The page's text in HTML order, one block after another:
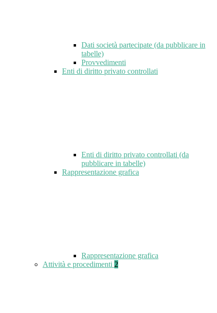
Dati società partecipate (da pubblicare in
tabelle)
Provvedimenti
Enti di diritto privato controllati
Enti di diritto privato controllati (da
pubblicare in tabelle)
Rappresentazione grafica
Rappresentazione grafica
Attività e procedimenti 2